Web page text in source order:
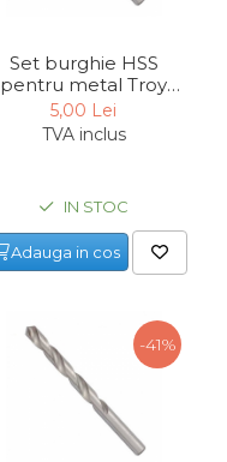
Set burghie HSS
pentru metal Troy
31030, Ø 3 mm, 10
bucati
5,00 Lei
TVA inclus
IN STOC
Adauga in cos
-41%